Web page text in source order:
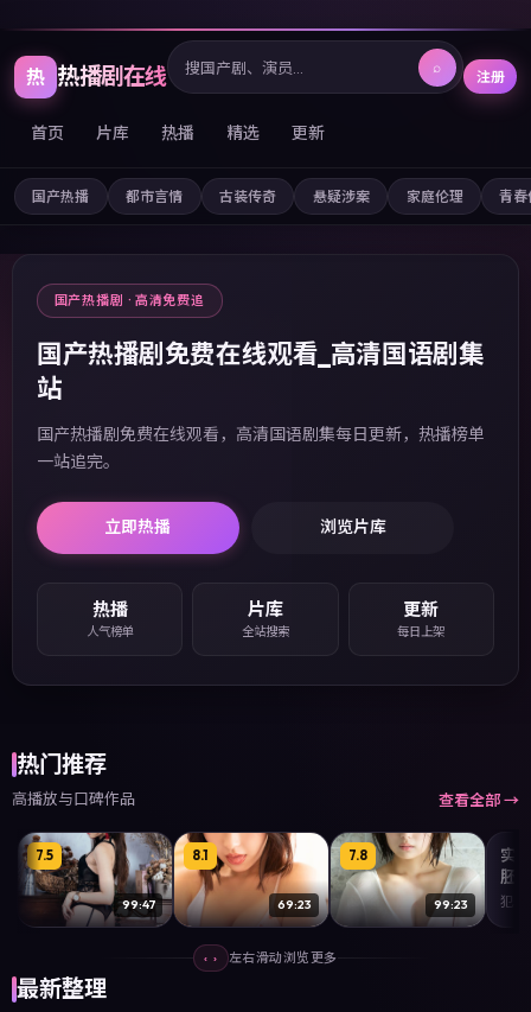
热 热播剧在线
首页 片库 热播 精选 更新
⌕
注册
国产热播 都市言情 古装传奇 悬疑涉案 家庭伦理 青春
国产热播剧 · 高清免费追
国产热播剧免费在线观看_高清国语剧集
站
国产热播剧免费在线观看，高清国语剧集每日更新，热播榜单
一站追完。
立即热播 浏览片库
热播
人气榜单
片库
全站搜索
更新
每日上架
热门推荐
高播放与口碑作品 查看全部 →
7.5
99:47
犯罪 · 国产 · 2016
8.1
69:23
青岛不下雨
犯罪 · 国产 · 2017
7.8
99:23
8.4
实
胚
犯罪
‹ › 左右滑动浏览更多
最新整理